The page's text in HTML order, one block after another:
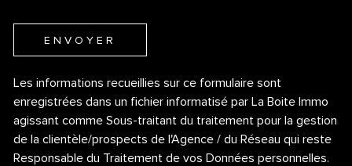
ENVOYER
Les informations recueillies sur ce formulaire sont
enregistrées dans un fichier informatisé par La Boite Immo
agissant comme Sous-traitant du traitement pour la gestion
de la clientèle/prospects de l'Agence / du Réseau qui reste
Responsable du Traitement de vos Données personnelles.